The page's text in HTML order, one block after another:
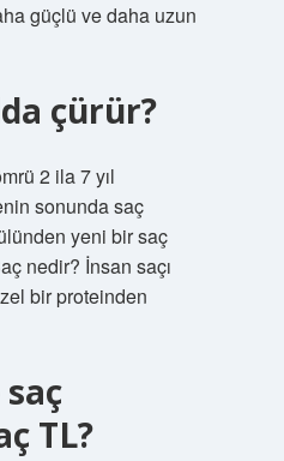
güçlü ve daha uzun
çürür?
2 ila 7 yıl
sonunda saç
yeni bir saç
nedir? İnsan saçı
bir proteinden
TL?